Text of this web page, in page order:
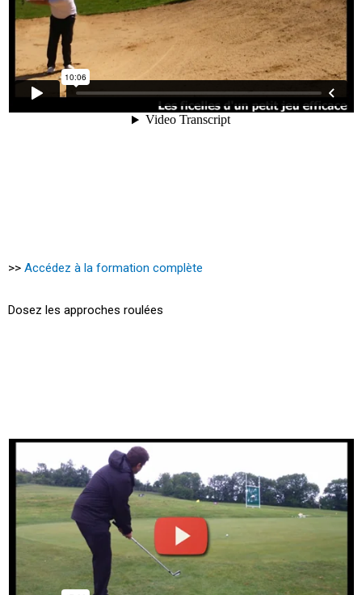
>> Accédez à la formation complète
Dosez les approches roulées